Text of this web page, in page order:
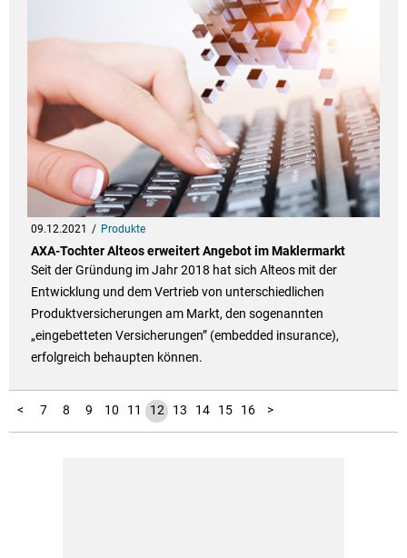
09.12.2021 Produkte
AXA-Tochter Alteos erweitert Angebot im Maklermarkt
Seit der Gründung im Jahr 2018 hat sich Alteos mit der
Entwicklung und dem Vertrieb von unterschiedlichen
Produktversicherungen am Markt, den sogenannten
„eingebetteten Versicherungen” (embedded insurance),
erfolgreich behaupten können.
<
1
2
3
4
5
6 7 8 9 10 11 12 13 14 15 16
17
18
19 >